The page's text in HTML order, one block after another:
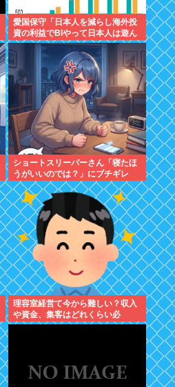
愛国保守「日本人を減らし海外投
資の利益でBIやって日本人は遊ん
で暮らすべき。移民は不要」
ショートスリーパーさん「寝たほ
うがいいのでは？」にブチギレ
理容室経営て今から難しい？収入
や資金、集客はどれくらい必
要？？